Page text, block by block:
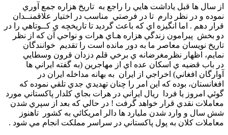
از سال ها قبل ياداشت هايي را راجع به تاريخ هزاره جمع آوري
نموده و در نظر دارم تا در فرصتي مناسب در اختيار علاقمنــدان
قرار دهم . اما انگيزه اي كه باعث گرديد تا تاريخچه ي كــوتاهي را در
دو بخش پيرامون زندگي هزاره هـاي هرات و نواحي آن كه از نظر
تاريخ نويسان معاصر ما به دور مانده است را تقديم خوانندگان
نمايم، اظهار نظرمغرضانه ي برخي قلم دزدان قرون وسطايي
در باب قضيه ي اسكان عده اي از مهاجرين (به گفته ايراني ها
آوارگان افغاني) اخراجي از ايران به بهانه مداخله ايران در
افغانستان، بوده كه اين امر را چنان تهديدي جدي تلقي نموده كه
گوئي امروز يا فردا ريال ايراني در هرات بجاي كلدار پاكستاني مورد
معاملات نقدي قرار خواهد گرفت ! در حالي كه بعد از سپري شدن
شش سال و وارد شدن مليارد ها دالر امريكائي به كشور تاهنوز
معاملات كلان به پول پاكستاني در سراسر مملكت انجام مي شود .